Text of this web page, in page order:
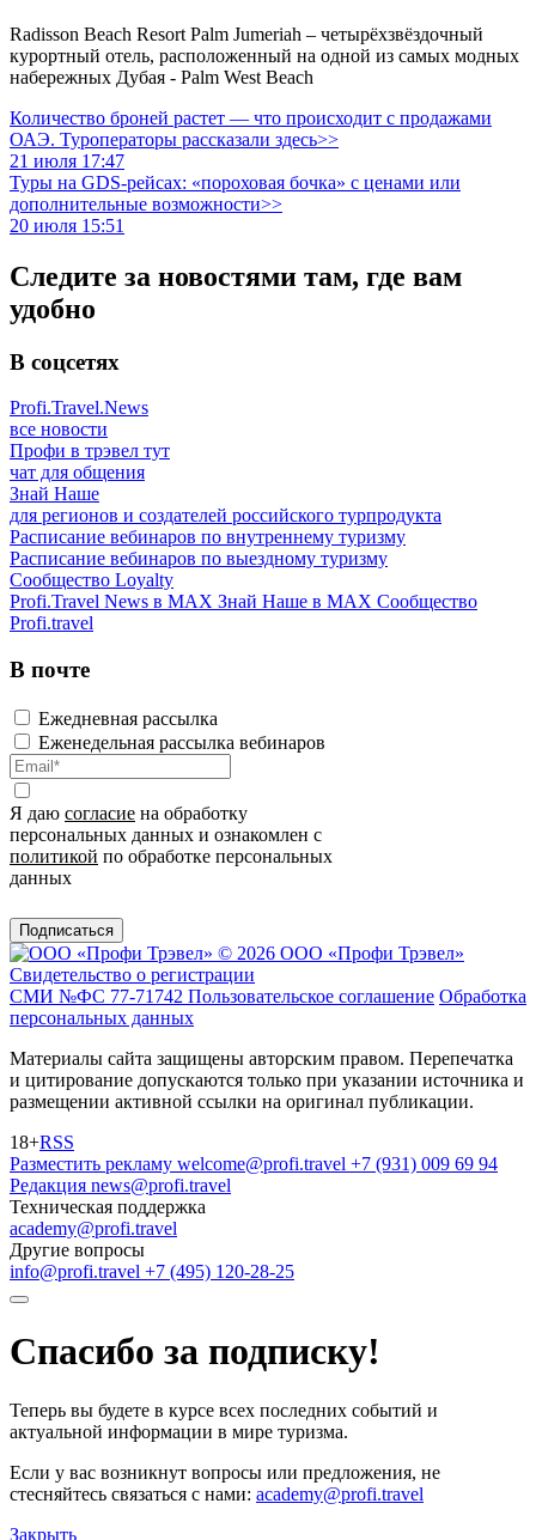
Radisson Beach Resort Palm Jumeriah – четырёхзвёздочный
курортный отель, расположенный на одной из самых модных
набережных Дубая - Palm West Beach
Количество броней растет — что происходит с продажами
ОАЭ. Туроператоры рассказали здесь>>
21 июля 17:47
Туры на GDS-рейсах: «пороховая бочка» с ценами или
дополнительные возможности>>
20 июля 15:51
Следите за новостями там, где вам
удобно
В соцсетях
Profi.Travel.News
все новости
Профи в трэвел тут
чат для общения
Знай Наше
для регионов и создателей российского турпродукта
Расписание вебинаров по внутреннему туризму
Расписание вебинаров по выездному туризму
Сообщество Loyalty
Profi.Travel News в MAX Знай Наше в MAX Сообщество
Profi.travel
В почте
Ежедневная рассылка
Еженедельная рассылка вебинаров
Я даю согласие на обработку
персональных данных и ознакомлен с
политикой по обработке персональных
данных
Подписаться
© 2026 ООО «Профи Трэвeл»
Свидетельство о регистрации
СМИ №ФС 77-71742 Пользовательское соглашение Обработка
персональных данных
Материалы сайта защищены авторским правом. Перепечатка
и цитирование допускаются только при указании источника и
размещении активной ссылки на оригинал публикации.
18+RSS
Разместить рекламу welcome@profi.travel +7 (931) 009 69 94
Редакция news@profi.travel
Техническая поддержка
academy@profi.travel
Другие вопросы
info@profi.travel +7 (495) 120-28-25
Спасибо за подписку!
Теперь вы будете в курсе всех последних событий и
актуальной информации в мире туризма.
Если у вас возникнут вопросы или предложения, не
стесняйтесь связаться с нами: academy@profi.travel
Закрыть